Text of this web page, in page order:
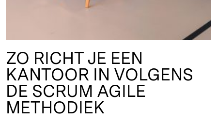
ZO RICHT JE EEN
KANTOOR IN VOLGENS
DE SCRUM AGILE
METHODIEK